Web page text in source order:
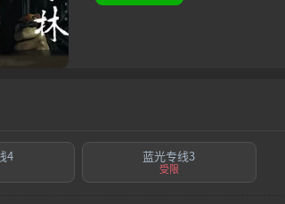
4 蓝光专线3
受限